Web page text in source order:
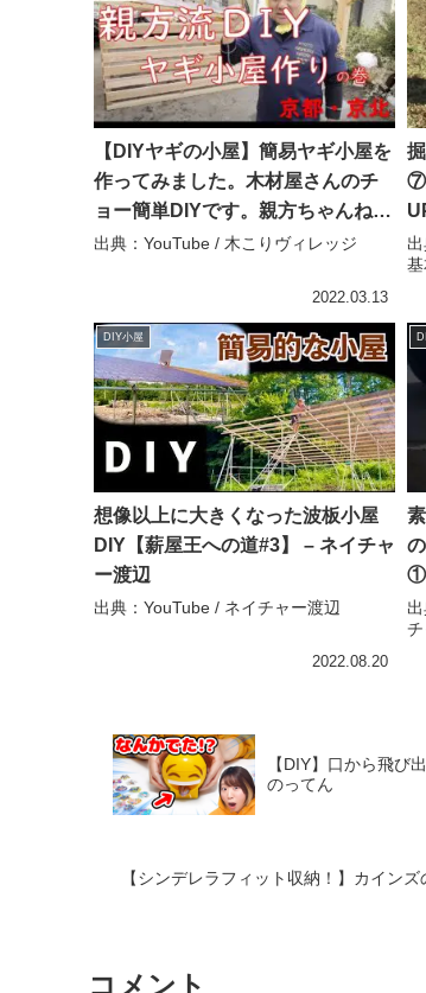
【DIYヤギの小屋】簡易ヤギ小屋を
作ってみました。木材屋さんのチ
ョー簡単DIYです。親方ちゃんねる
第26弾 #ヤギ #diy #小屋 – 木こり
出典：YouTube / 木こりヴィレッジ
2022.03.13
⑦
DIY小屋
想像以上に大きくなった波板小屋
DIY【薪屋王への道#3】 – ネイチャ
ー渡辺
出典：YouTube / ネイチャー渡辺
2022.08.20
①
【DIY】口から飛び
のってん
【シンデレラフィット収納！】カイン
コメント